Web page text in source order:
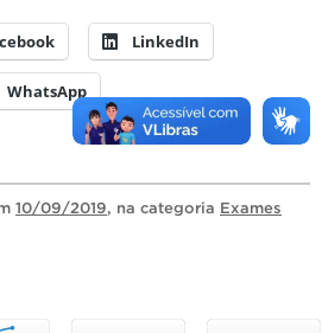
LinkedIn
WhatsApp
10/09/2019, na categoria Exames